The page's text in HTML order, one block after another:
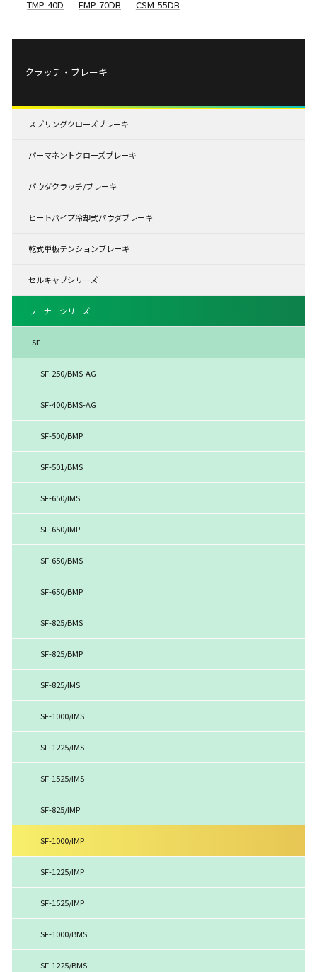
TMP-40D EMP-70DB CSM-55DB
クラッチ・ブレーキ
スプリングクローズブレーキ
パーマネントクローズブレーキ
パウダクラッチ/ブレーキ
ヒートパイプ冷却式パウダブレーキ
乾式単板テンションブレーキ
セルキャブシリーズ
ワーナーシリーズ
SF
SF-250/BMS-AG
SF-400/BMS-AG
SF-500/BMP
SF-501/BMS
SF-650/IMS
SF-650/IMP
SF-650/BMS
SF-650/BMP
SF-825/BMS
SF-825/BMP
SF-825/IMS
SF-1000/IMS
SF-1225/IMS
SF-1525/IMS
SF-825/IMP
SF-1000/IMP
SF-1225/IMP
SF-1525/IMP
SF-1000/BMS
SF-1225/BMS